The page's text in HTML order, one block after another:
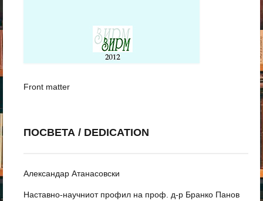
Front matter
ПОСВЕТА / DEDICATION
Александар Атанасовски
Наставно-научниот профил на проф. д-р Бранко Панов